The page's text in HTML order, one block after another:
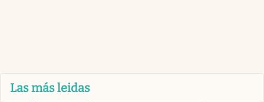
Las más leidas